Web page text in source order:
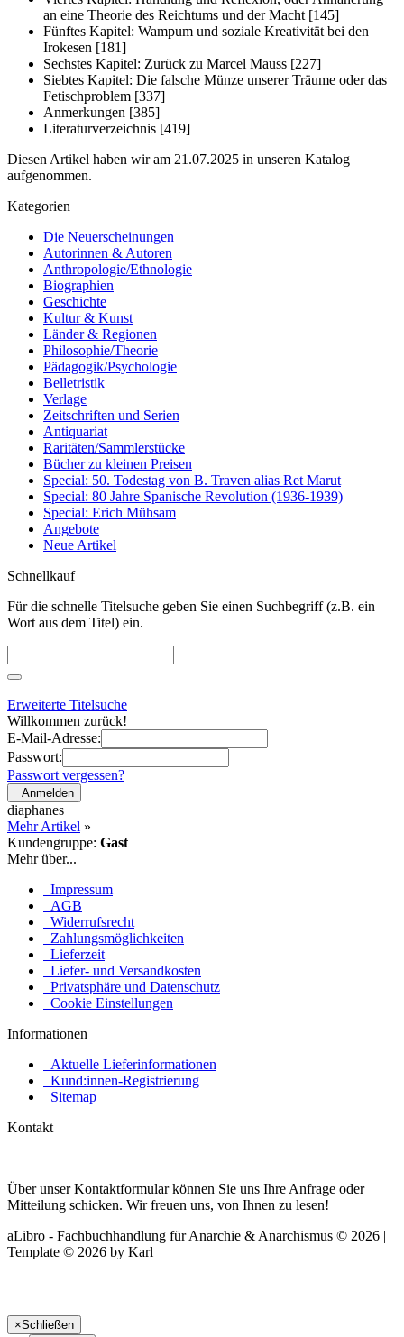
an eine Theorie des Reichtums und der Macht [145]
Fünftes Kapitel: Wampum und soziale Kreativität bei den
Irokesen [181]
Sechstes Kapitel: Zurück zu Marcel Mauss [227]
Siebtes Kapitel: Die falsche Münze unserer Träume oder das
Fetischproblem [337]
Anmerkungen [385]
Literaturverzeichnis [419]
Diesen Artikel haben wir am 21.07.2025 in unseren Katalog
aufgenommen.
Kategorien
Die Neuerscheinungen
Autorinnen & Autoren
Anthropologie/Ethnologie
Biographien
Geschichte
Kultur & Kunst
Länder & Regionen
Philosophie/Theorie
Pädagogik/Psychologie
Belletristik
Verlage
Zeitschriften und Serien
Antiquariat
Raritäten/Sammlerstücke
Bücher zu kleinen Preisen
Special: 50. Todestag von B. Traven alias Ret Marut
Special: 80 Jahre Spanische Revolution (1936-1939)
Special: Erich Mühsam
Angebote
Neue Artikel
Schnellkauf
Für die schnelle Titelsuche geben Sie einen Suchbegriff (z.B. ein
Wort aus dem Titel) ein.
Erweiterte Titelsuche
Willkommen zurück!
E-Mail-Adresse:
Passwort:
Passwort vergessen?
Anmelden
diaphanes
Mehr Artikel »
Kundengruppe: Gast
Mehr über...
Impressum
AGB
Widerrufsrecht
Zahlungsmöglichkeiten
Lieferzeit
Liefer- und Versandkosten
Privatsphäre und Datenschutz
Cookie Einstellungen
Informationen
Aktuelle Lieferinformationen
Kund:innen-Registrierung
Sitemap
Kontakt
Über unser Kontaktformular können Sie uns Ihre Anfrage oder
Mitteilung schicken. Wir freuen uns, von Ihnen zu lesen!
aLibro - Fachbuchhandlung für Anarchie & Anarchismus © 2026 |
Template © 2026 by Karl
×Schließen